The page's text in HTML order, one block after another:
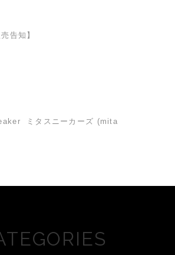
告知】
ミタスニーカーズ (mita